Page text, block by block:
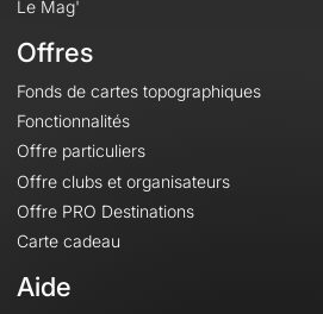
Le Mag'
Offres
Fonds de cartes topographiques
Fonctionnalités
Offre particuliers
Offre clubs et organisateurs
Offre PRO Destinations
Carte cadeau
Aide